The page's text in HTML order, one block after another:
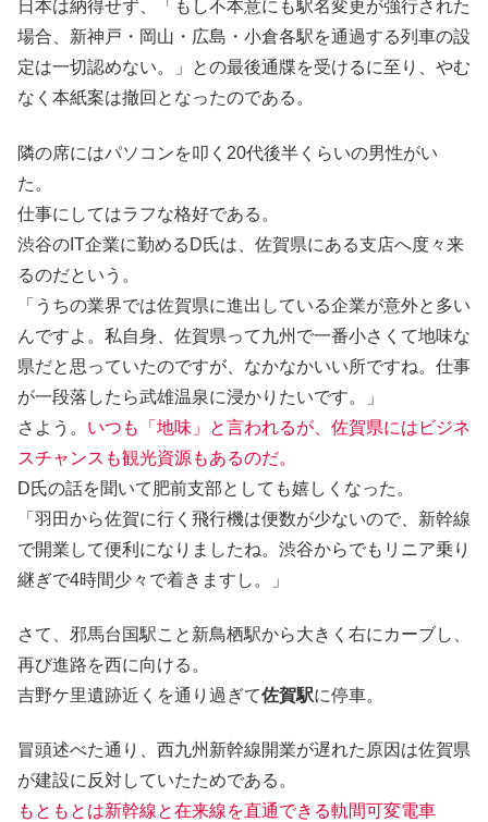
日本は納得せず、「もし不本意にも駅名変更が強行された
場合、新神戸・岡山・広島・小倉各駅を通過する列車の設
定は一切認めない。」との最後通牒を受けるに至り、やむ
なく本紙案は撤回となったのである。
隣の席にはパソコンを叩く20代後半くらいの男性がい
た。
仕事にしてはラフな格好である。
渋谷のIT企業に勤めるD氏は、佐賀県にある支店へ度々来
るのだという。
「うちの業界では佐賀県に進出している企業が意外と多い
んですよ。私自身、佐賀県って九州で一番小さくて地味な
県だと思っていたのですが、なかなかいい所ですね。仕事
が一段落したら武雄温泉に浸かりたいです。」
さよう。 いつも「地味」と言われるが、佐賀県にはビジネ
スチャンスも観光資源もあるのだ。
D氏の話を聞いて肥前支部としても嬉しくなった。
「羽田から佐賀に行く飛行機は便数が少ないので、新幹線
で開業して便利になりましたね。渋谷からでもリニア乗り
継ぎで4時間少々で着きますし。」
さて、邪馬台国駅こと新鳥栖駅から大きく右にカーブし、
再び進路を西に向ける。
吉野ケ里遺跡近くを通り過ぎて佐賀駅に停車。
冒頭述べた通り、西九州新幹線開業が遅れた原因は佐賀県
が建設に反対していたためである。
もともとは新幹線と在来線を直通できる軌間可変電車